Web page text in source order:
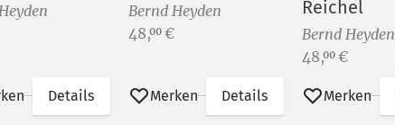
Details
Bernd Heyden
Preis:
48,00 €
Merken Details
Reichel
Bernd Heyden
Preis:
48,00 €
Merken